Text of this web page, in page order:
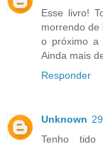
Esse livro!
morrendo de
o próximo a
Ainda mais
Responder
Unknown
Tenho